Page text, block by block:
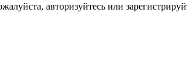
авторизуйтесь или